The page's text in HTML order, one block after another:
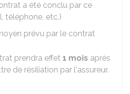
a été conclu par ce
téléphone, etc.)
prévu par le contrat
prendra effet 1 mois après
de résiliation par l'assureur.